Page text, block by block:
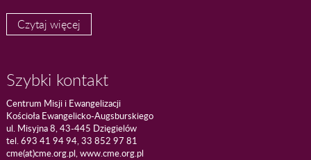
Czytaj więcej
Szybki kontakt
Centrum Misji i Ewangelizacji
Kościoła Ewangelicko-Augsburskiego
ul. Misyjna 8, 43-445 Dzięgielów
tel. 693 41 94 94, 33 852 97 81
cme(at)cme.org.pl, www.cme.org.pl